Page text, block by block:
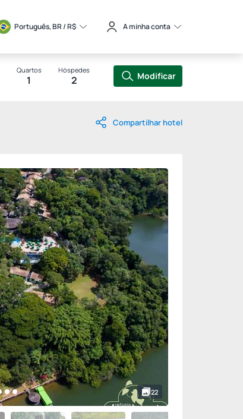
Português, BR / R$ A minha conta
Quartos
1
Hóspedes
2 Modificar
Compartilhar hotel
22